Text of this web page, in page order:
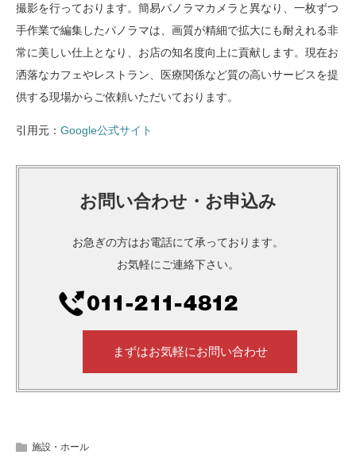
撮影を行っております。簡易パノラマカメラと異なり、一枚ずつ
手作業で編集したパノラマは、画質が精細で拡大にも耐えれる非
常に美しい仕上となり、お店の知名度向上に貢献します。現在お
洒落なカフェやレストラン、医療関係など質の高いサービスを提
供する現場からご依頼いただいております。
引用元： Google公式サイト
お問い合わせ・お申込み
お急ぎの方はお電話にて承っております。
お気軽にご連絡下さい。
まずはお気軽にお問い合わせ
施設・ホール